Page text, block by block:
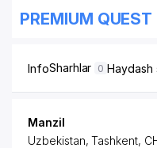
PREMIUM QUEST
InfoSharhlar 0 Haydash
Manzil
Uzbekistan, Tashkent,